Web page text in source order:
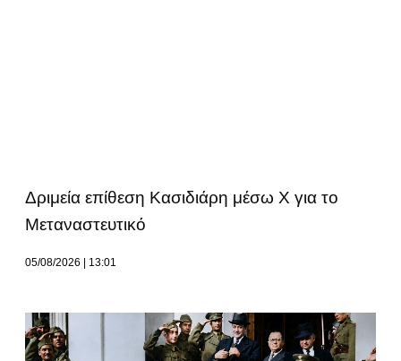
Δριμεία επίθεση Κασιδιάρη μέσω Χ για το
Μεταναστευτικό
05/08/2026 13:01